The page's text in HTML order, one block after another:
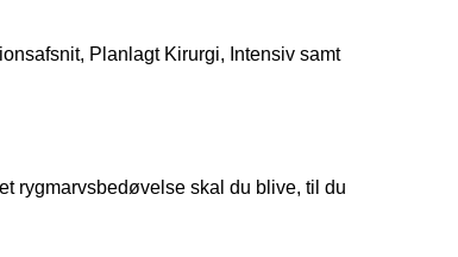
Planlagt Kirurgi, Intensiv samt
rygmarvsbedøvelse skal du blive, til du